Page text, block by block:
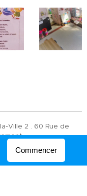
Ville 2 . 60 Rue de
Commencer